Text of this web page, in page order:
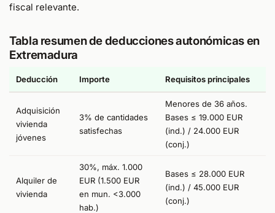
fiscal relevante.
Tabla resumen de deducciones autonómicas en
Extremadura
Deducción Importe Requisitos principales
Adquisición
vivienda
jóvenes
3% de cantidades
satisfechas
Menores de 36 años.
Bases ≤ 19.000 EUR
(ind.) / 24.000 EUR
(conj.)
Alquiler de
vivienda
30%, máx. 1.000
EUR (1.500 EUR
en mun. <3.000
hab.)
Bases ≤ 28.000 EUR
(ind.) / 45.000 EUR
(conj.)